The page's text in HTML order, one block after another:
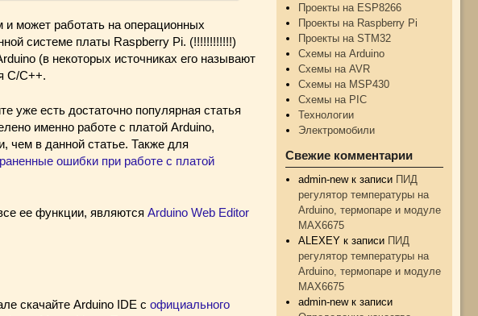
может работать на операционных
системе платы Raspberry Pi. (!!!!!!!!!!!!)
(в некоторых источниках его называют
C/C++.
уже есть достаточно популярная статья
именно работе с платой Arduino,
чем в данной статье. Также для
ошибки при работе с платой
ее функции, являются Arduino Web Editor
скачайте Arduino IDE с официального
Проекты на ESP8266
Проекты на Raspberry Pi
Проекты на STM32
Схемы на Arduino
Схемы на AVR
Схемы на MSP430
Схемы на PIC
Технологии
Электромобили
Свежие комментарии
admin-newк записи ПИД
регулятор температуры на
Arduino, термопаре и модуле
MAX6675
ALEXEY к записи ПИД
регулятор температуры на
Arduino, термопаре и модуле
MAX6675
admin-newк записи